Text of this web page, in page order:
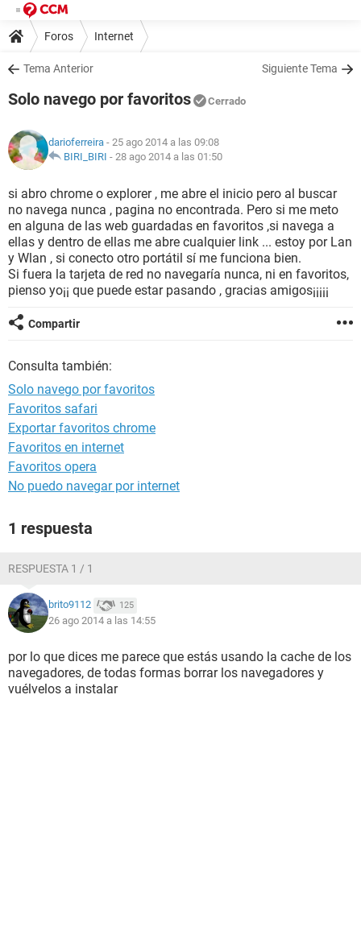
Foros Internet
Tema Anterior Siguiente Tema
Solo navego por favoritos Cerrado
darioferreira - 25 ago 2014 a las 09:08
BIRI_BIRI - 28 ago 2014 a las 01:50
si abro chrome o explorer , me abre el inicio pero al buscar
no navega nunca , pagina no encontrada. Pero si me meto
en alguna de las web guardadas en favoritos ,si navega a
ellas y dentro de ellas me abre cualquier link ... estoy por Lan
y Wlan , si conecto otro portátil sí me funciona bien.
Si fuera la tarjeta de red no navegaría nunca, ni en favoritos,
pienso yo¡¡ que puede estar pasando , gracias amigos¡¡¡¡¡
Compartir
Consulta también:
Solo navego por favoritos
Favoritos safari
Exportar favoritos chrome
Favoritos en internet
Favoritos opera
No puedo navegar por internet
1 respuesta
RESPUESTA 1 / 1
brito9112 125
26 ago 2014 a las 14:55
por lo que dices me parece que estás usando la cache de los
navegadores, de todas formas borrar los navegadores y
vuélvelos a instalar